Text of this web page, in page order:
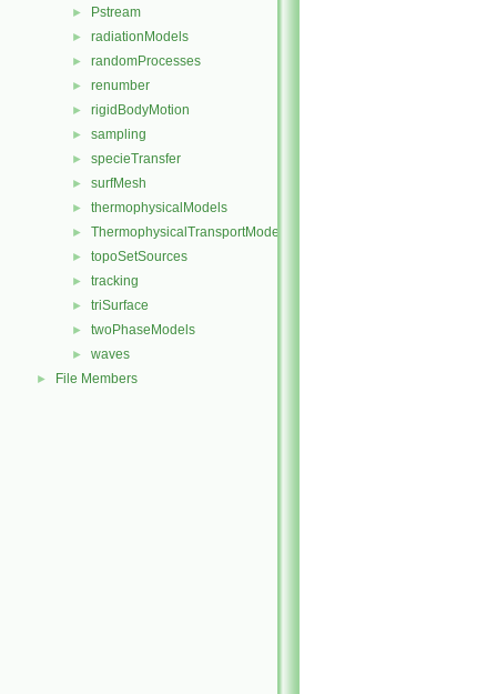
► Pstream
► radiationModels
► randomProcesses
► renumber
► rigidBodyMotion
► sampling
► specieTransfer
► surfMesh
► thermophysicalModels
► ThermophysicalTransportModels
► topoSetSources
► tracking
► triSurface
► twoPhaseModels
► waves
► File Members